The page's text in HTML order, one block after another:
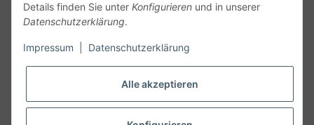
Follow Us
Widerruf
Details finden Sie unter Konfigurieren und in unserer
Datenschutzerklärung.
Impressum Datenschutzerklärung
Alle akzeptieren